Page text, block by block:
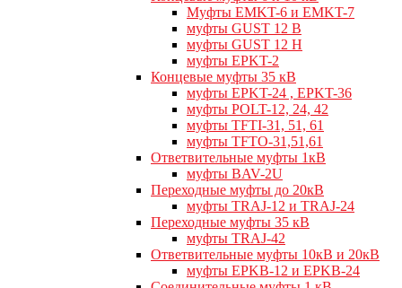
Муфты EMKT-6 и EMKT-7
муфты GUST 12 В
муфты GUST 12 Н
муфты EPKT-2
Концевые муфты 35 кВ
муфты EPKT-24 , EPKT-36
муфты POLT-12, 24, 42
муфты TFTI-31, 51, 61
муфты TFTO-31,51,61
Ответвительные муфты 1кВ
муфты BAV-2U
Переходные муфты до 20кВ
муфты TRAJ-12 и TRAJ-24
Переходные муфты 35 кВ
муфты TRAJ-42
Ответвительные муфты 10кВ и 20кВ
муфты EPKB-12 и EPKB-24